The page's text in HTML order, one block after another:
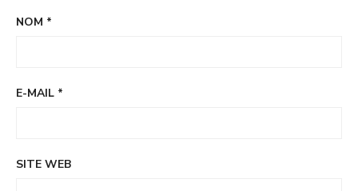
NOM *
E-MAIL *
SITE WEB